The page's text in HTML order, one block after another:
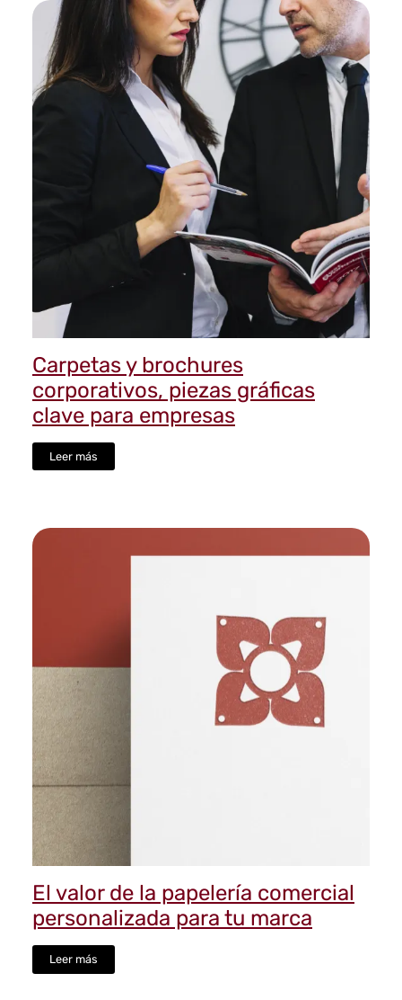
Carpetas y brochures
corporativos, piezas gráficas
clave para empresas
Leer más
El valor de la papelería comercial
personalizada para tu marca
Leer más